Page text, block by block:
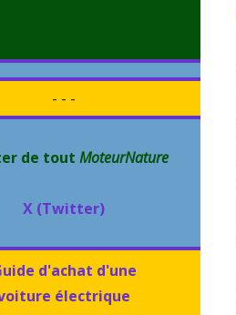
- - -
de tout MoteurNature
X (Twitter)
d'achat d'une
électrique